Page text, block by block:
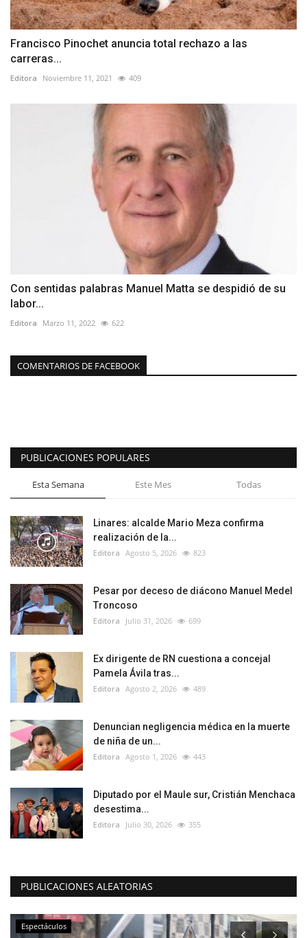
Francisco Pinochet anuncia total rechazo a las
carreras...
Editora Noviembre 11, 2021 409
Con sentidas palabras Manuel Matta se despidió de su
labor...
Editora Marzo 11, 2022 622
COMENTARIOS DE FACEBOOK
PUBLICACIONES POPULARES
Esta Semana Este Mes Todas
Linares: alcalde Mario Meza confirma
realización de la...
Editora Agosto 5, 2026 823
Pesar por deceso de diácono Manuel Medel
Troncoso
Editora Julio 31, 2026 699
Ex dirigente de RN cuestiona a concejal
Pamela Ávila tras...
Editora Agosto 2, 2026 489
Denuncian negligencia médica en la muerte
de niña de un...
Editora Agosto 1, 2026 443
Diputado por el Maule sur, Cristián Menchaca
desestima...
Editora Julio 30, 2026 355
PUBLICACIONES ALEATORIAS
Espectáculos